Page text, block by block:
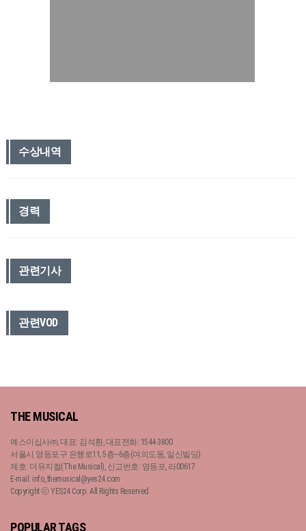
수상내역
경력
관련기사
관련VOD
THE MUSICAL
예스이십사㈜, 대표: 김석환, 대표전화: 1544-3800
서울시 영등포구 은행로11, 5층~6층(여의도동, 일신빌딩)
제호: 더뮤지컬(The Musical), 신고번호: 영등포, 라00617
E-mail: info_themusical@yes24.com
Copyright ⓒ YES24 Corp. All Rights Reserved.
POPULAR TAGS